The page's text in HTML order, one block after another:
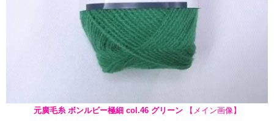
元廣毛糸 ボンルビー極細 col.46 グリーン【メイン画像】